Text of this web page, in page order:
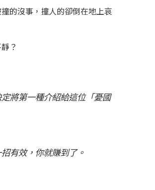
的沒事，撞人的卻倒在地上哀
？
將第一種介紹給這位「憂國
有效，你就賺到了。